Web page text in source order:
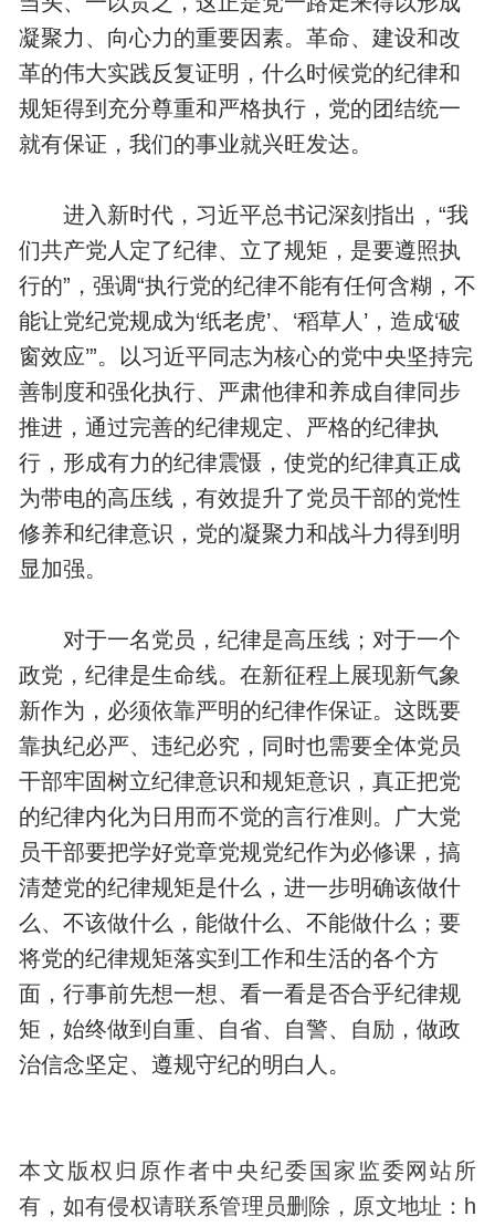
凝聚力、向心力的重要因素。革命、建设和改
革的伟大实践反复证明，什么时候党的纪律和
规矩得到充分尊重和严格执行，党的团结统一
就有保证，我们的事业就兴旺发达。
进入新时代，习近平总书记深刻指出，“我
们共产党人定了纪律、立了规矩，是要遵照执
行的”，强调“执行党的纪律不能有任何含糊，不
能让党纪党规成为‘纸老虎’、‘稻草人’，造成‘破
窗效应’”。以习近平同志为核心的党中央坚持完
善制度和强化执行、严肃他律和养成自律同步
推进，通过完善的纪律规定、严格的纪律执
行，形成有力的纪律震慑，使党的纪律真正成
为带电的高压线，有效提升了党员干部的党性
修养和纪律意识，党的凝聚力和战斗力得到明
显加强。
对于一名党员，纪律是高压线；对于一个
政党，纪律是生命线。在新征程上展现新气象
新作为，必须依靠严明的纪律作保证。这既要
靠执纪必严、违纪必究，同时也需要全体党员
干部牢固树立纪律意识和规矩意识，真正把党
的纪律内化为日用而不觉的言行准则。广大党
员干部要把学好党章党规党纪作为必修课，搞
清楚党的纪律规矩是什么，进一步明确该做什
么、不该做什么，能做什么、不能做什么；要
将党的纪律规矩落实到工作和生活的各个方
面，行事前先想一想、看一看是否合乎纪律规
矩，始终做到自重、自省、自警、自励，做政
治信念坚定、遵规守纪的明白人。
本文版权归原作者中央纪委国家监委网站所
有，如有侵权请联系管理员删除，原文地址：h